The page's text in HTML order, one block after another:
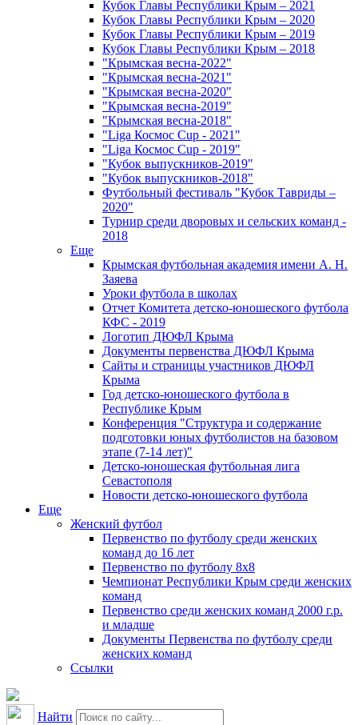
Кубок Главы Республики Крым – 2021
Кубок Главы Республики Крым – 2020
Кубок Главы Республики Крым – 2019
Кубок Главы Республики Крым – 2018
"Крымская весна-2022"
"Крымская весна-2021"
"Крымская весна-2020"
"Крымская весна-2019"
"Крымская весна-2018"
"Liga Космос Cup - 2021"
"Liga Космос Cup - 2019"
"Кубок выпускников-2019"
"Кубок выпускников-2018"
Футбольный фестиваль "Кубок Тавриды –
2020"
Турнир среди дворовых и сельских команд -
2018
Еще
Крымская футбольная академия имени А. Н.
Заяева
Уроки футбола в школах
Отчет Комитета детско-юношеского футбола
КФС - 2019
Логотип ДЮФЛ Крыма
Документы первенства ДЮФЛ Крыма
Сайты и страницы участников ДЮФЛ
Крыма
Год детско-юношеского футбола в
Республике Крым
Конференция "Структура и содержание
подготовки юных футболистов на базовом
этапе (7-14 лет)"
Детско-юношеская футбольная лига
Севастополя
Новости детско-юношеского футбола
Еще
Женский футбол
Первенство по футболу среди женских
команд до 16 лет
Первенство по футболу 8х8
Чемпионат Республики Крым среди женских
команд
Первенство среди женских команд 2000 г.р.
и младше
Документы Первенства по футболу среди
женских команд
Ссылки
Найти